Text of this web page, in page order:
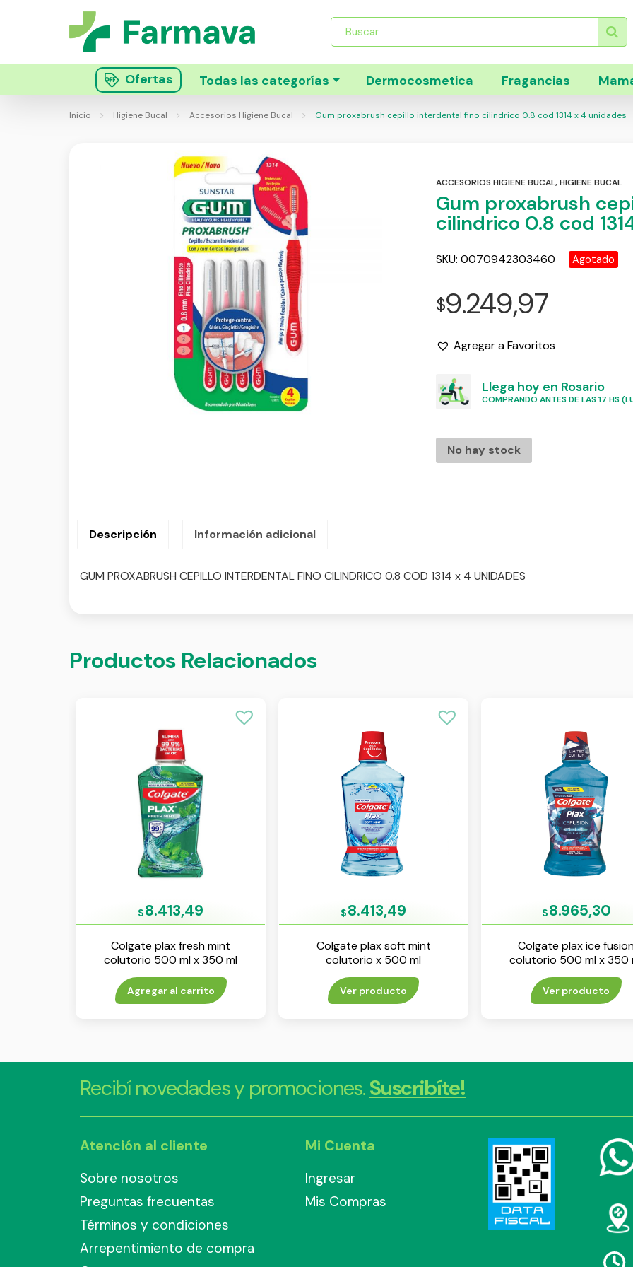
Búsqueda
productos
Ofertas Todas las categorías Dermocosmetica Fragancias
Inicio Higiene Bucal Accesorios Higiene Bucal Gum proxabrush cepillo interdental fino cilindrico 0.8 cod 1314 x 4 unidades
ACCESORIOS HIGIENE BUCAL,HIGIENE BUCAL
Gum proxabrush
cilindrico 0.8 cod
SKU:0070942303460 Agotado
$9.249,97
Agregar a Favoritos
Llega hoy en Rosario
COMPRANDO ANTES DE LAS 17 HS
No hay stock
Descripción Información adicional
GUM PROXABRUSH CEPILLO INTERDENTAL FINO CILINDRICO 0.8 COD 1314 x 4 UNIDADES
Productos Relacionados
$8.413,49
Colgate plax fresh mint
colutorio 500 ml x 350 ml
Agregar al carrito
$8.413,49
Colgate plax soft mint
colutorio x 500 ml
Ver producto
$8.965,30
Colgate plax ice
colutorio 500 ml x 350
Ver producto
Recibí novedades y promociones.Suscribíte!
Atención al cliente
Sobre nosotros
Preguntas frecuentas
Términos y condiciones
Arrepentimiento de compra
Mi Cuenta
Ingresar
Mis Compras